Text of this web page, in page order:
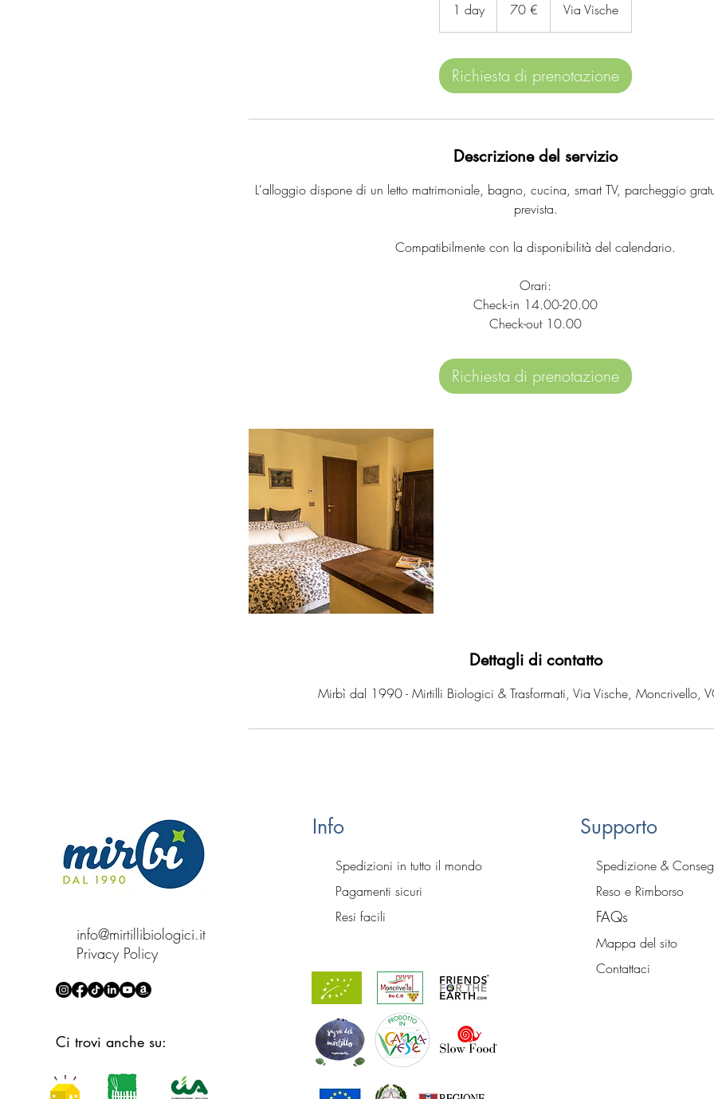
1 day1
d
70 € Via Vische
Richiesta di prenotazione
Descrizione del servizio
L'alloggio dispone di un letto matrimoniale, bagno, cucina, smart TV, parcheggio
prevista.
Compatibilmente con la disponibilità del calendario.
Orari:
Check-in 14.00-20.00
Check-out 10.00
Richiesta di prenotazione
Dettagli di contatto
Mirbì dal 1990 - Mirtilli Biologici & Trasformati, Via Vische, Moncrivello,
info@mirtillibiologici.it
Privacy Policy
Ci trovi anche su:
Info
Spedizioni in tutto il mondo
Pagamenti sicuri
Resi facili
Supporto
Spedizione &
Reso e Rimborso
FAQs
Mappa del sito
Contattaci